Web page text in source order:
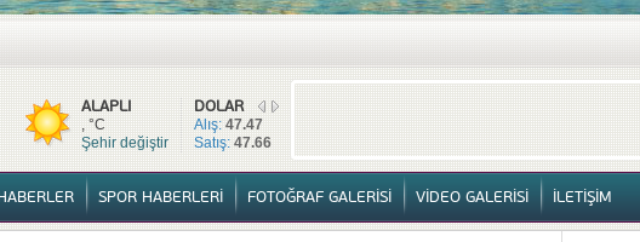
TÜM HABERLER YURTTAN HABERLER SPOR HABERLERİ FOTOĞRAF GALERİSİ
DOLAR
Alış:47.47
Satış:47.66
ALAPLI
, °C
Şehir değiştir
SPOR HABERLERİ FOTOĞRAF GALERİSİ VİDEO GALERİSİ İLETİŞİM